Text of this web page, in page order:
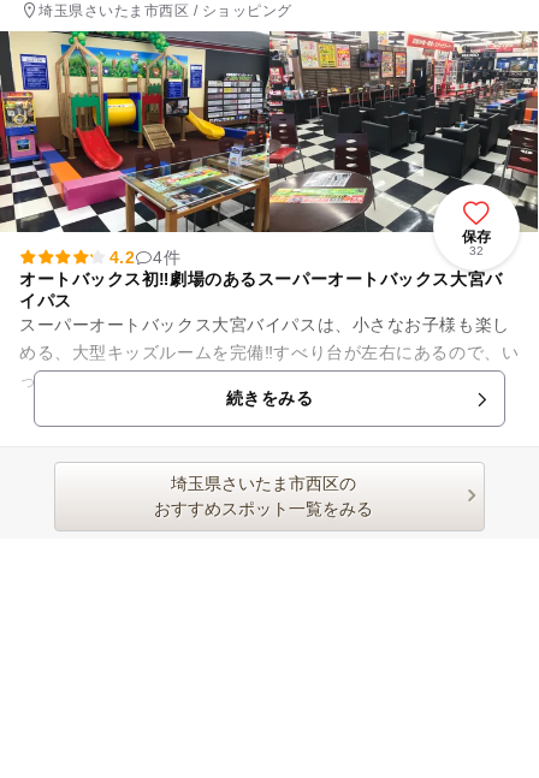
埼玉県さいたま市西区 / ショッピング
保存
32
4.2
4件
オートバックス初‼️劇場のあるスーパーオートバックス大宮バ
イパス
スーパーオートバックス大宮バイパスは、小さなお子様も楽し
める、大型キッズルームを完備‼️すべり台が左右にあるので、い
っぱい遊べる！楽しめるスペースに、1,000冊以上のマンガ本
続きをみる
埼玉県さいたま市西区の
おすすめスポット一覧をみる